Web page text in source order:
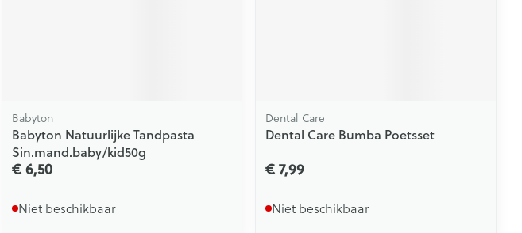
Babyton
Babyton Natuurlijke Tandpasta
Sin.mand.baby/kid50g
€ 6,50
Niet beschikbaar
Dental Care
Dental Care Bumba Poetsset
€ 7,99
Niet beschikbaar